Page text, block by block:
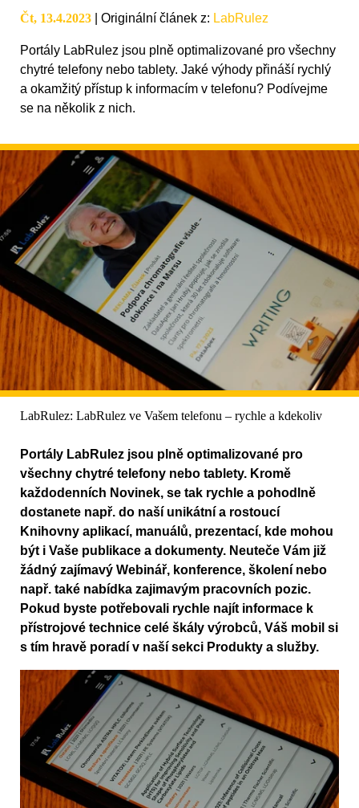
Čt, 13.4.2023 Originální článek z: LabRulez
Portály LabRulez jsou plně optimalizované pro všechny
chytré telefony nebo tablety. Jaké výhody přináší rychlý
a okamžitý přístup k informacím v telefonu? Podívejme
se na několik z nich.
LabRulez: LabRulez ve Vašem telefonu – rychle a kdekoliv
Portály LabRulez jsou plně optimalizované pro
všechny chytré telefony nebo tablety. Kromě
každodenních Novinek, se tak rychle a pohodlně
dostanete např. do naší unikátní a rostoucí
Knihovny aplikací, manuálů, prezentací, kde mohou
být i Vaše publikace a dokumenty. Neuteče Vám již
žádný zajímavý Webinář, konference, školení nebo
např. také nabídka zajimavým pracovních pozic.
Pokud byste potřebovali rychle najít informace k
přístrojové technice celé škály výrobců, Váš mobil si
s tím hravě poradí v naší sekci Produkty a služby.